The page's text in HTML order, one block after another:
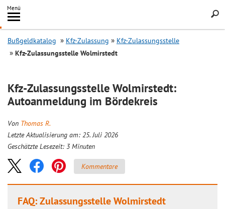
Inhalt
springen
Menü
Search
Bußgeldkatalog Kfz-Zulassung
Kfz-Zulassungsstelle
Kfz-Zulassungsstelle Wolmirstedt
Kfz-Zulassungsstelle Wolmirstedt:
Autoanmeldung im Bördekreis
Von Thomas R.
Letzte Aktualisierung am: 25. Juli 2026
Geschätzte Lesezeit: 3 Minuten
Kommentare
FAQ: Zulassungsstelle Wolmirstedt